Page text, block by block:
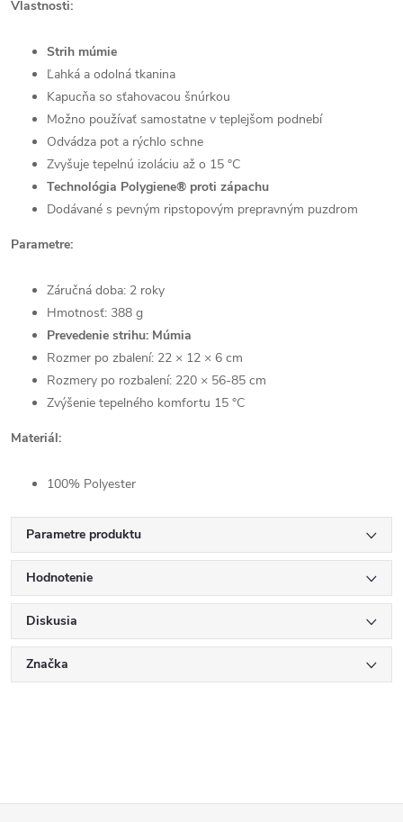
Vlastnosti:
Strih múmie
Ľahká a odolná tkanina
Kapucňa so sťahovacou šnúrkou
Možno používať samostatne v teplejšom podnebí
Odvádza pot a rýchlo schne
Zvyšuje tepelnú izoláciu až o 15 °C
Technológia Polygiene® proti zápachu
Dodávané s pevným ripstopovým prepravným puzdrom
Parametre:
Záručná doba: 2 roky
Hmotnosť: 388 g
Prevedenie strihu: Múmia
Rozmer po zbalení: 22 × 12 × 6 cm
Rozmery po rozbalení: 220 × 56-85 cm
Zvýšenie tepelného komfortu 15 °C
Materiál:
100% Polyester
Parametre produktu
Hodnotenie
Diskusia
Značka